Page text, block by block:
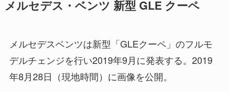
メルセデス・ベンツ 新型 GLE クーペ
メルセデスベンツは新型「GLEクーペ」のフルモ
デルチェンジを行い2019年9月に発表する。2019
年8月28日（現地時間）に画像を公開。